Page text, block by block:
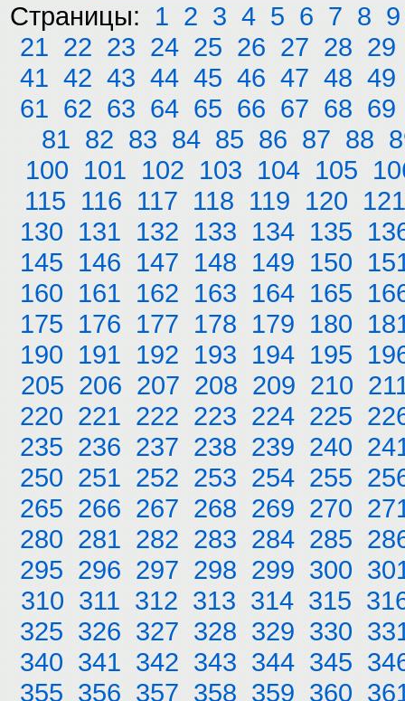
Страницы: 1 2 3 4 5 6 7 8 9
21 22 23 24 25 26 27 28 29
41 42 43 44 45 46 47 48 49
61 62 63 64 65 66 67 68 69
81 82 83 84 85 86 87 88
100 101 102 103 104 105
115 116 117 118 119 120 121
130 131 132 133 134 135
145 146 147 148 149 150
160 161 162 163 164 165
175 176 177 178 179 180
190 191 192 193 194 195
205 206 207 208 209 210
220 221 222 223 224 225
235 236 237 238 239 240
250 251 252 253 254 255
265 266 267 268 269 270
280 281 282 283 284 285
295 296 297 298 299 300
310 311 312 313 314 315
325 326 327 328 329 330
340 341 342 343 344 345
355 356 357 358 359 360